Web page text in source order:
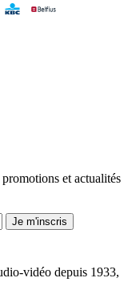
et actualités
Je m'inscris
vidéo depuis 1933,